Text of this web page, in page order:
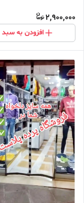
2,900,000
افزودن به سبد